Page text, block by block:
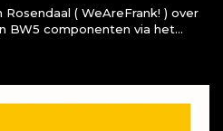
( WeAreFrank! ) over
BW5 componenten via het